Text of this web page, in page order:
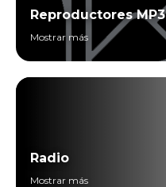
Reproductores MP3
Mostrar más
Radio
Mostrar más